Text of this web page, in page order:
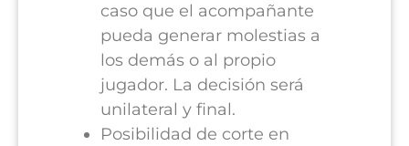
caso que el acompañante
pueda generar molestias a
los demás o al propio
jugador. La decisión será
unilateral y final.
Posibilidad de corte en